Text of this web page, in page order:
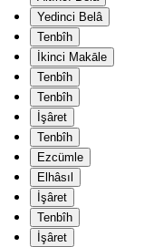
Yedinci Belâ
Tenbîh
İkinci Makāle
Tenbîh
Tenbîh
İşâret
Tenbîh
Ezcümle
Elhâsıl
İşâret
Tenbîh
İşâret